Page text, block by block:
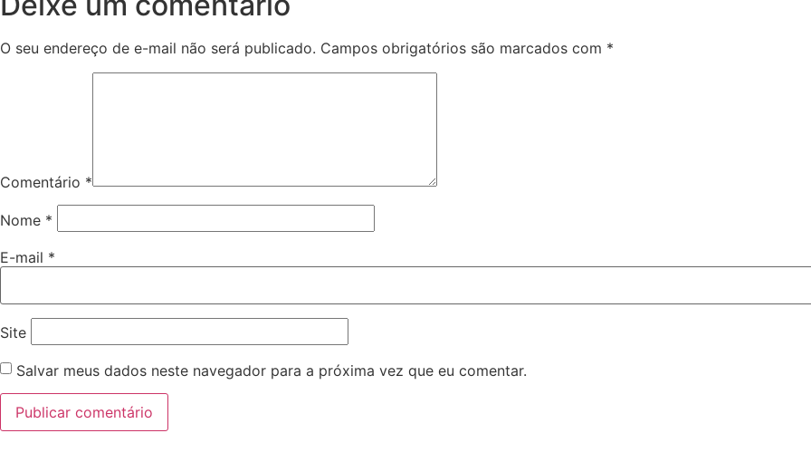
O seu endereço de e-mail não será publicado. Campos obrigatórios são marcados com *
Comentário *
Nome *
E-mail *
Site
Salvar meus dados neste navegador para a próxima vez que eu comentar.